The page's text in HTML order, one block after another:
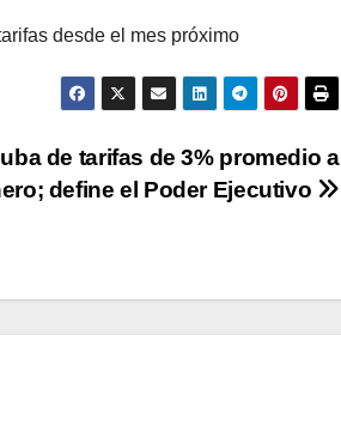
desde el mes próximo
de tarifas de 3% promedio a
define el Poder Ejecutivo